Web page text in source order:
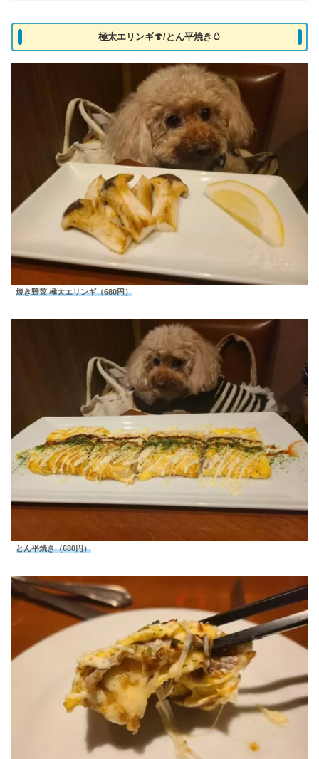
極太エリンギ🍄/とん平焼き🥚
焼き野菜 極太エリンギ（680円）
とん平焼き（680円）